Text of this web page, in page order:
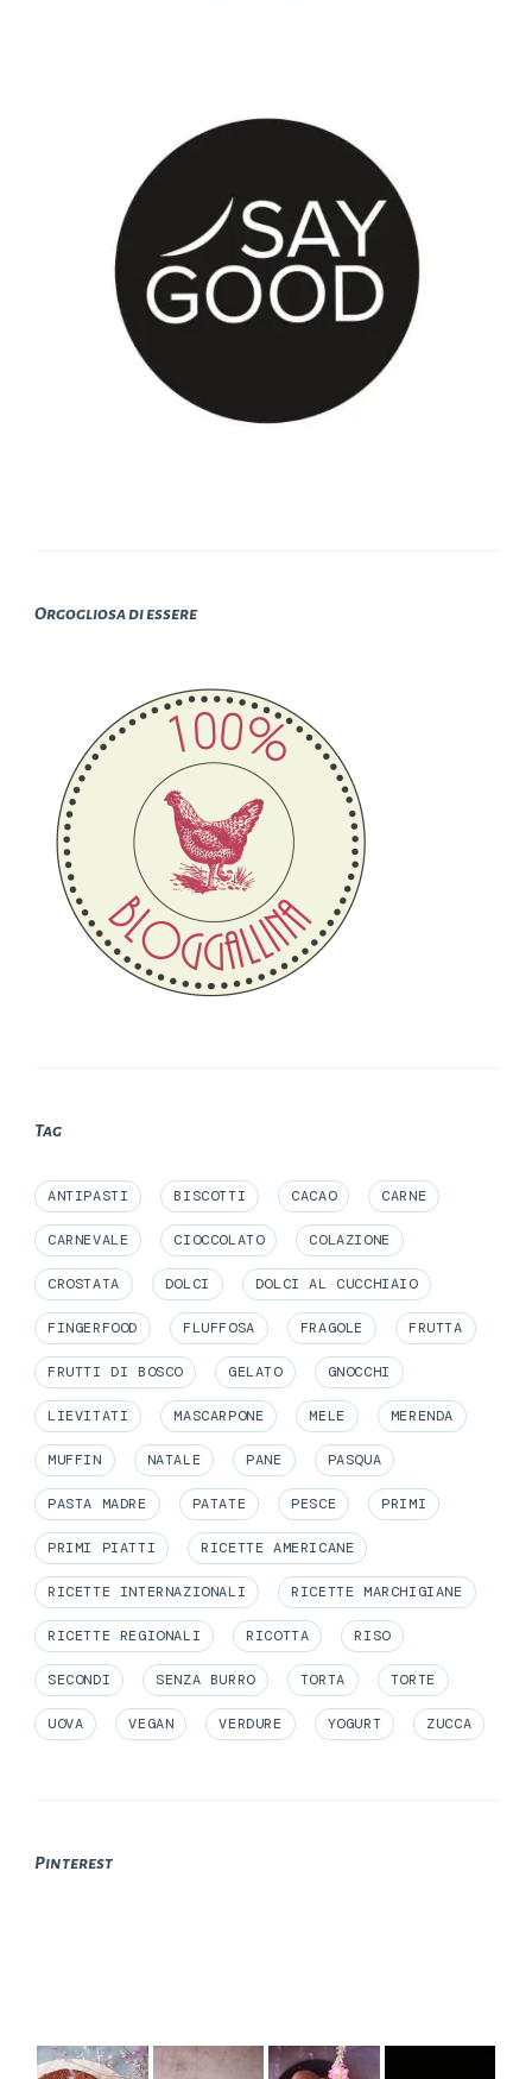
Orgogliosa di essere
Tag
ANTIPASTI BISCOTTI CACAO CARNE
CARNEVALE CIOCCOLATO COLAZIONE
CROSTATA DOLCI DOLCI AL CUCCHIAIO
FINGERFOOD FLUFFOSA FRAGOLE FRUTTA
FRUTTI DI BOSCO GELATO GNOCCHI
LIEVITATI MASCARPONE MELE MERENDA
MUFFIN NATALE PANE PASQUA
PASTA MADRE PATATE PESCE PRIMI
PRIMI PIATTI RICETTE AMERICANE
RICETTE INTERNAZIONALI RICETTE MARCHIGIANE
RICETTE REGIONALI RICOTTA RISO
SECONDI SENZA BURRO TORTA TORTE
UOVA VEGAN VERDURE YOGURT ZUCCA
Pinterest